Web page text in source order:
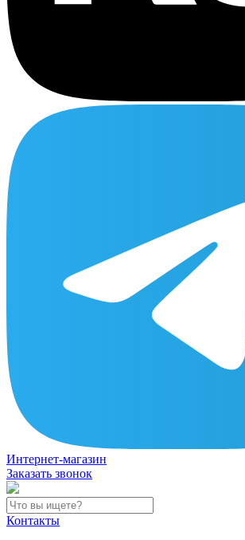
Интернет-магазин
Заказать звонок
Контакты